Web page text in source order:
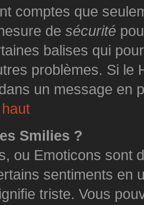
comptes que
de sécurité
balises qui
problèmes. Si le
un message en
Smilies ?
ou Emoticons sont
sentiments en
triste. Vous